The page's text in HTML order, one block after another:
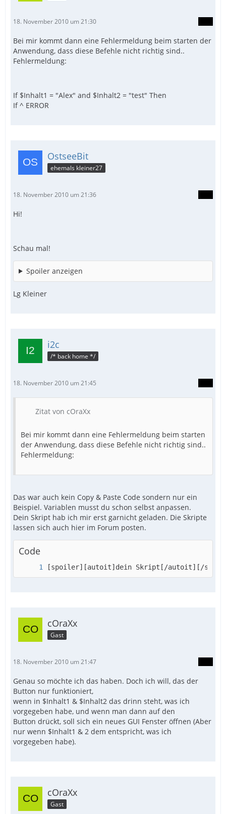
18. November 2010 um 21:30
Bei mir kommt dann eine Fehlermeldung beim starten der
Anwendung, dass diese Befehle nicht richtig sind..
Fehlermeldung:
If $Inhalt1 = "Alex" and $Inhalt2 = "test" Then
If ^ ERROR
OstseeBit
ehemals kleiner27
18. November 2010 um 21:36
Hi!
Schau mal!
Spoiler anzeigen
Lg Kleiner
i2c
/* back home */
18. November 2010 um 21:45
Zitat von cOraXx
Bei mir kommt dann eine Fehlermeldung beim starten
der Anwendung, dass diese Befehle nicht richtig sind..
Fehlermeldung:
Das war auch kein Copy & Paste Code sondern nur ein
Beispiel. Variablen musst du schon selbst anpassen.
Dein Skript hab ich mir erst garnicht geladen. Die Skripte
lassen sich auch hier im Forum posten.
Code
[spoiler][autoit]dein Skript[/autoit][/
cOraXx
Gast
18. November 2010 um 21:47
Genau so möchte ich das haben. Doch ich will, das der
Button nur funktioniert,
wenn in $Inhalt1 & $Inhalt2 das drinn steht, was ich
vorgegeben habe, und wenn man dann auf den
Button drückt, soll sich ein neues GUI Fenster öffnen (Aber
nur wenn $Inhalt1 & 2 dem entspricht, was ich
vorgegeben habe).
cOraXx
Gast